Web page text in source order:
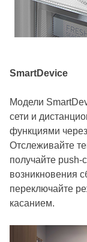
SmartDevice
Модели
сети и
функциями
Отслеживайте
получайте
возникновения
переключайте
касанием.